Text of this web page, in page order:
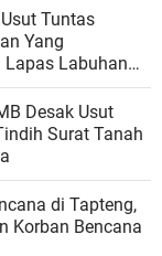
Tuntas
Yang
Lapas Labuhan
Desak Usut
Surat Tanah
di Tapteng,
Korban Bencana